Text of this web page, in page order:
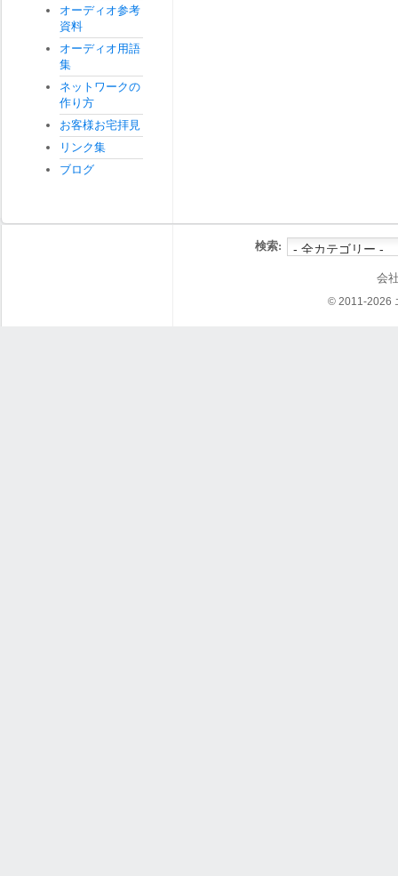
オーディオ参考
資料
オーディオ用語
集
ネットワークの
作り方
お客様お宅拝見
リンク集
ブログ
検索:
会
© 2011-2026